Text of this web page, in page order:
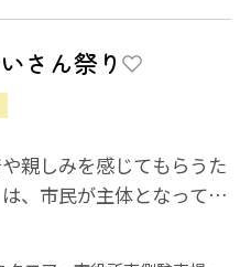
さん祭り
親しみを感じてもらうた
、市民が主体となって企
。 会場を「産...